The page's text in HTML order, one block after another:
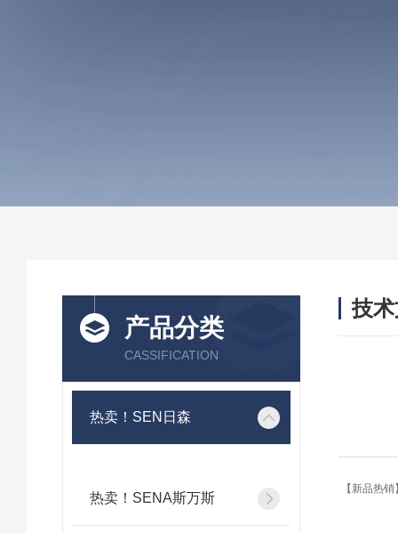
产品分类
CASSIFICATION
热卖！SEN日森
热卖！SENA斯万斯
技
【新品热